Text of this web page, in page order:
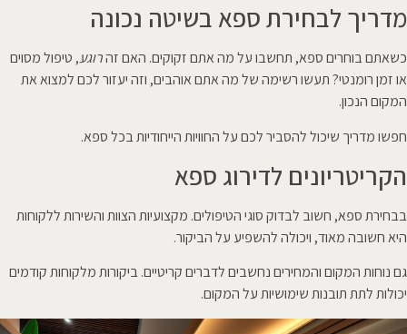
מדריך לבחירת ספא בשיטה נכונה
כשאתם בוחרים ספא, תחשבו על מה אתם זקוקים. האם זהרוגע, טיפול מסוים
או זמן רומנטי? תעשו רשימה של מה אתם אוהבים, וזה יעזור לכם למצוא את
המקום הנכון.
חפשו מדריך שיכול להסביר לכם על החוויות הייחודיות בכל ספא.
הקריטריונים לדירוג ספא
בבחירת ספא, חשוב לבדוק סוגי הטיפולים. מקצועיות הצוות והשירות ללקוחות
היא חשובה מאוד, ויכולה להשפיע על הביקור.
גם נוחות המקום והמחירים נחשבים לדברים קריטיים. ביקורות מלקוחות קודמים
יכולות לתת תובנות שימושיות על המקום.